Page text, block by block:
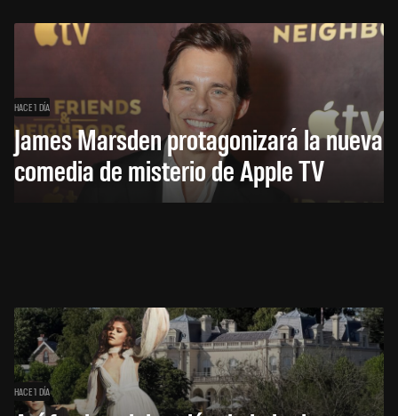
HACE 1 DÍA
James Marsden protagonizará la nueva
comedia de misterio de Apple TV
HACE 1 DÍA